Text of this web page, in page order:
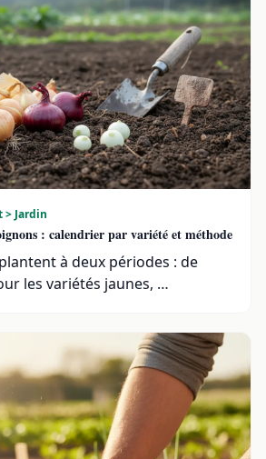
> Jardin
: calendrier par variété et méthode
à deux périodes : de
les variétés jaunes, …